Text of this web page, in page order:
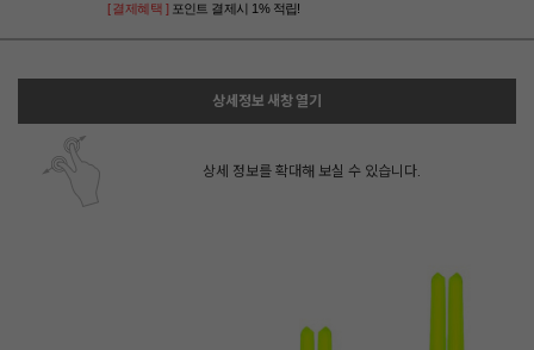
[ 결제혜택 ] 포인트 결제시 1% 적립!
상세정보 새창 열기
상세 정보를 확대해 보실 수 있습니다.